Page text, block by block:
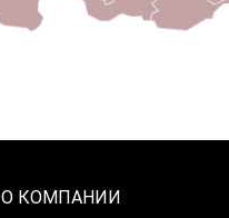
О КОМПАНИИ